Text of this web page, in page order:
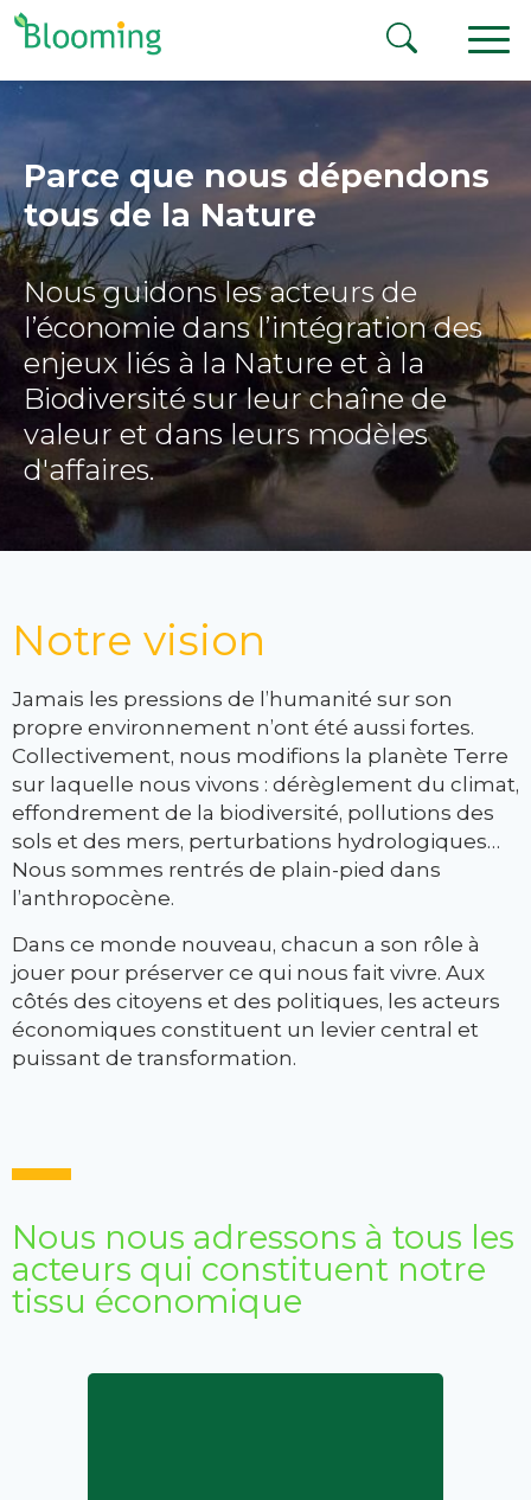
Aller au contenu
Parce que nous dépendons
tous de la Nature
Nous guidons les acteurs de
l’économie dans l’intégration des
enjeux liés à la Nature et à la
Biodiversité sur leur chaîne de
valeur et dans leurs modèles
d'affaires.
Notre vision
Jamais les pressions de l’humanité sur son
propre environnement n’ont été aussi fortes.
Collectivement, nous modifions la planète Terre
sur laquelle nous vivons : dérèglement du climat,
effondrement de la biodiversité, pollutions des
sols et des mers, perturbations hydrologiques…
Nous sommes rentrés de plain-pied dans
l’anthropocène.
Dans ce monde nouveau, chacun a son rôle à
jouer pour préserver ce qui nous fait vivre. Aux
côtés des citoyens et des politiques, les acteurs
économiques constituent un levier central et
puissant de transformation.
Nous nous adressons à tous les
acteurs qui constituent notre
tissu économique